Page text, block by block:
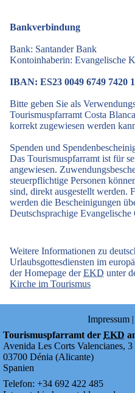
Bankverbindung
Bank: Santander Bank
Kontoinhaberin: Evangelische
IBAN: ES23 0049 6749 7420
Bitte geben Sie als
Tourismuspfarramt Costa
korrekt zugewiesen werden
Spenden und
Das Tourismuspfarramt ist für
angewiesen.
steuerpflichtige Personen
sind, direkt ausgestellt werden.
werden die Bescheinigungen
Deutschsprachige
Weitere Informationen zu
Urlaubsgottesdiensten im
der Homepage derEKD unter
Kirche im Tourismus
Impressum |
Tourismuspfarramt der EKD
Avenida Les Corts Valencianes, 3
03700 Dénia (Alicante)
Spanien
Telefon: +34 692 422 485